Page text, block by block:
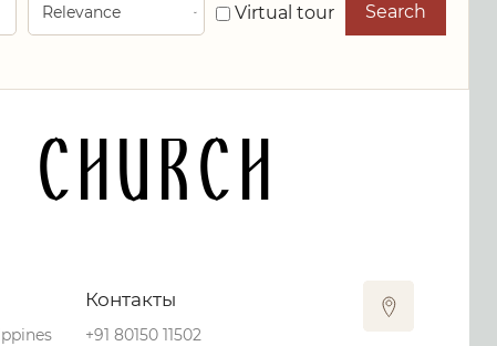
Virtual tour Search
Контакты
+91 80150 11502